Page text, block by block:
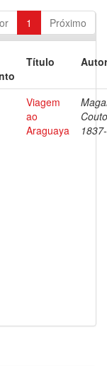
1 Próximo
Título
Viagem
ao
Araguaya